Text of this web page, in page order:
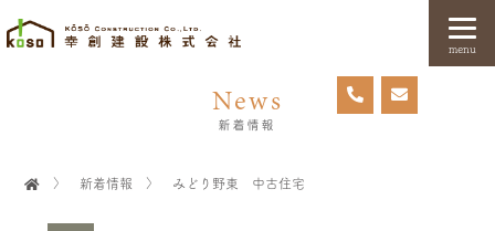
menu
News
新着情報
〉 新着情報 〉 みどり野東 中古住宅